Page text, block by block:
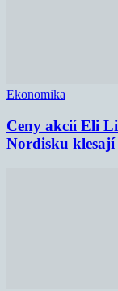
Ekonomika
Ceny akcií Eli
Nordisku klesají